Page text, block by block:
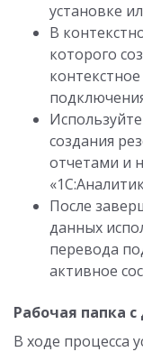
установке
В
которого
создания
отчетами и
После
данных
перевода
активное
Рабочая папка
В ходе процесса